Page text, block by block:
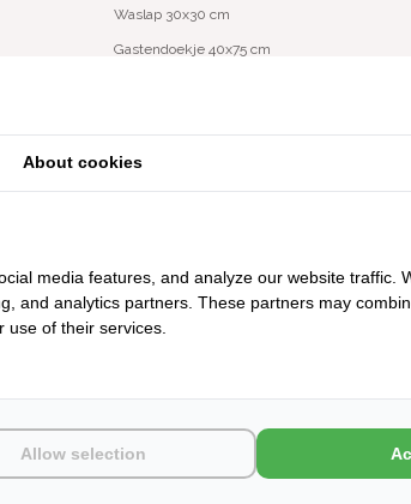
Waslap 30x30 cm
Gastendoekje 40x75 cm
Badlaken 100x150 cm
In dezelfde lijn zijn er ook bijpassende wafel
maak een keuze:*
About cookies
media features, and analyze our website traffic.
and analytics partners. These partners may
of their services.
Allow selection